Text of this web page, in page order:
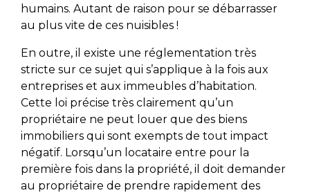
humains. Autant de raison pour se débarrasser
au plus vite de ces nuisibles !
En outre, il existe une réglementation très
stricte sur ce sujet qui s’applique à la fois aux
entreprises et aux immeubles d’habitation.
Cette loi précise très clairement qu’un
propriétaire ne peut louer que des biens
immobiliers qui sont exempts de tout impact
négatif. Lorsqu’un locataire entre pour la
première fois dans la propriété, il doit demander
au propriétaire de prendre rapidement des